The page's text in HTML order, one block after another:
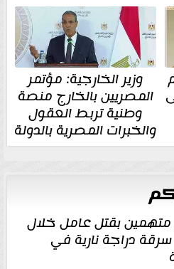
وزير الخارجية: مؤتمر
المصريين بالخارج منصة
وطنية تربط العقول
والخبرات المصرية بالدولة
حبس 4 متهمين بقتل عامل خلال
دراجة نارية في